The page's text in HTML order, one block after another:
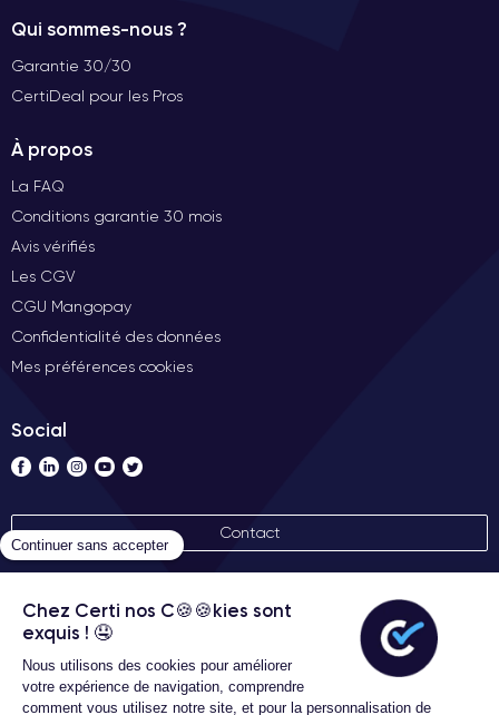
Qui sommes-nous ?
Garantie 30/30
CertiDeal pour les Pros
À propos
La FAQ
Conditions garantie 30 mois
Avis vérifiés
Les CGV
CGU Mangopay
Confidentialité des données
Mes préférences cookies
Social
Contact